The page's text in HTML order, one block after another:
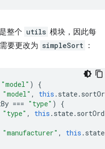
整个 utils 模块，因此每
要更改为 simpleSort ：
"model" )
{
"model" , this . state.
=== "type" )
{
"type" , this . state.
"manufacturer" , this . state